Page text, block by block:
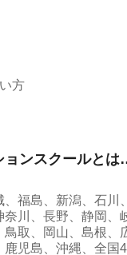
方
ョンスクールと
福島、新潟、石川
川、長野、静岡、
取、岡山、島根、
児島、沖縄、全国